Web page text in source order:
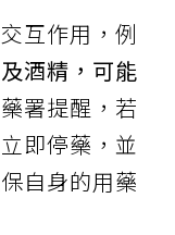
互作用，例
酒精，可能
署提醒，若
即停藥，並
自身的用藥